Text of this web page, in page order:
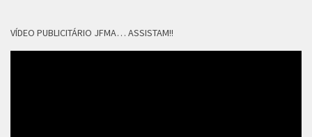
VÍDEO PUBLICITÁRIO JFMA… ASSISTAM!!